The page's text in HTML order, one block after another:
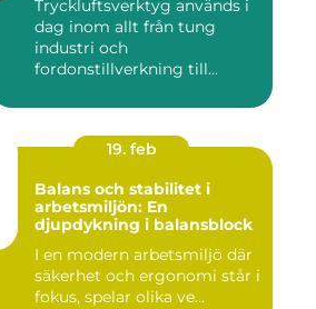
Tryckluftsverktyg används i
dag inom allt från tung
industri och
fordonstillverkning till...
19. feb
Balans och stabilitet i
arbetsmiljön: En
djupdykning i balansblock
I en modern arbetsmiljö där
säkerhet och ergonomi står i
fokus, spelar olika ve...